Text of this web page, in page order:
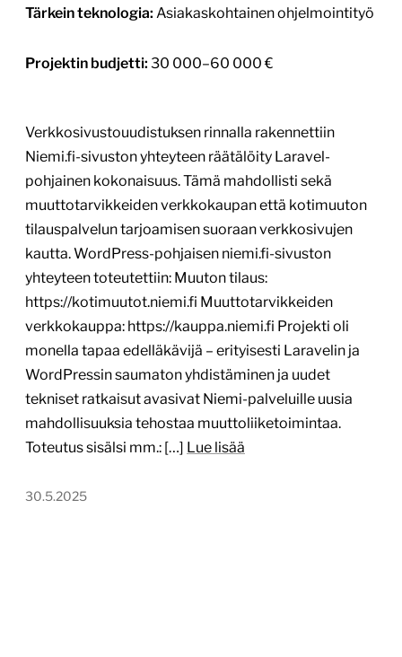
Tärkein teknologia: Asiakaskohtainen ohjelmointityö
Projektin budjetti: 30 000–60 000 €
Verkkosivustouudistuksen rinnalla rakennettiin
Niemi.fi-sivuston yhteyteen räätälöity Laravel-
pohjainen kokonaisuus. Tämä mahdollisti sekä
muuttotarvikkeiden verkkokaupan että kotimuuton
tilauspalvelun tarjoamisen suoraan verkkosivujen
kautta. WordPress-pohjaisen niemi.fi-sivuston
yhteyteen toteutettiin: Muuton tilaus:
https://kotimuutot.niemi.fi Muuttotarvikkeiden
verkkokauppa: https://kauppa.niemi.fi Projekti oli
monella tapaa edelläkävijä – erityisesti Laravelin ja
WordPressin saumaton yhdistäminen ja uudet
tekniset ratkaisut avasivat Niemi-palveluille uusia
mahdollisuuksia tehostaa muuttoliiketoimintaa.
Toteutus sisälsi mm.: […] Lue lisää
30.5.2025